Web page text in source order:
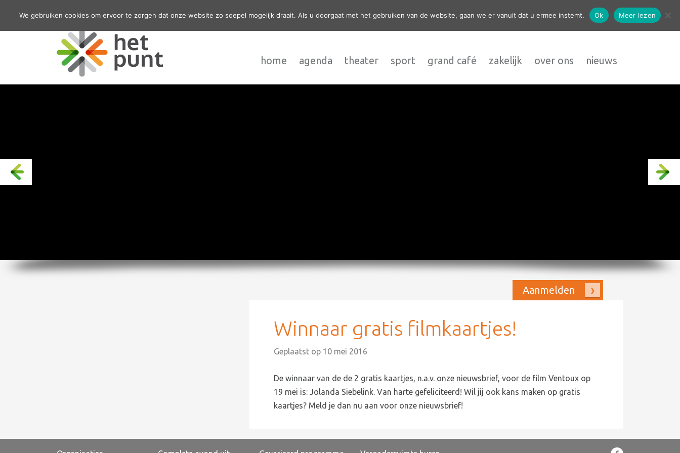
contact
home agenda theater sport grand café zakelijk over ons nieuws
Aanmelden
Winnaar gratis filmkaartjes!
Geplaatst op 10 mei 2016
De winnaar van de de 2 gratis kaartjes, n.a.v. onze nieuwsbrief, voor de film Ventoux op
19 mei is: Jolanda Siebelink. Van harte gefeliciteerd! Wil jij ook kans maken op gratis
kaartjes? Meld je dan nu aan voor onze nieuwsbrief!
We gebruiken cookies om ervoor te zorgen dat onze website zo soepel mogelijk draait. Als u doorgaat met het gebruiken van de website, gaan we er vanuit dat u ermee instemt. Ok Meer lezen